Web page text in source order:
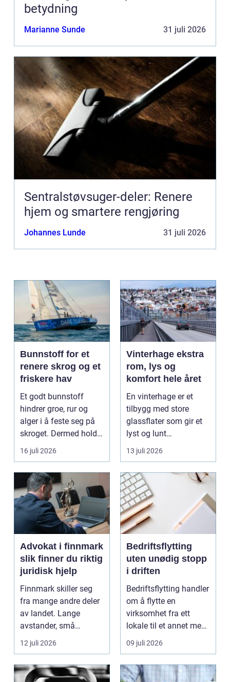
betydning
Marianne Sunde 31 juli 2026
Sentralstøvsuger-deler: Renere
hjem og smartere rengjøring
Johannes Lunde 31 juli 2026
Bunnstoff for et
renere skrog og et
friskere hav
Et godt bunnstoff
hindrer groe, rur og
alger i å feste seg på
skroget. Dermed holder
båten bedre far...
16 juli 2026
Vinterhage ekstra
rom, lys og
komfort hele året
En vinterhage er et
tilbygg med store
glassflater som gir et
lyst og lunt
oppholdsrom nær
hagen, ogs...
13 juli 2026
Advokat i finnmark
slik finner du riktig
juridisk hjelp
Finnmark skiller seg
fra mange andre deler
av landet. Lange
avstander, små
lokalsamfunn, sterk
tilkn...
12 juli 2026
Bedriftsflytting
uten unødig stopp
i driften
Bedriftsflytting handler
om å flytte en
virksomhet fra ett
lokale til et annet med
minst mulig...
09 juli 2026